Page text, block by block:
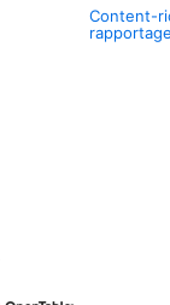
Content-
rapportage